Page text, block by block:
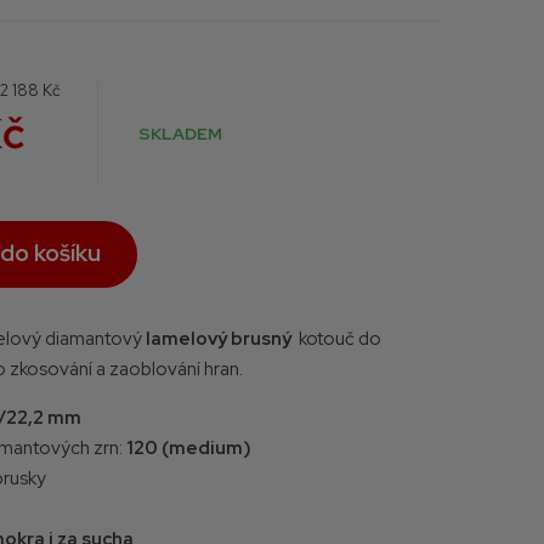
2 188 Kč
SKLADEM
košíku
diamantový lamelový brusný kotouč do
zkosování a zaoblování hran.
22,2 mm
zrn: 120 (medium)
i za sucha